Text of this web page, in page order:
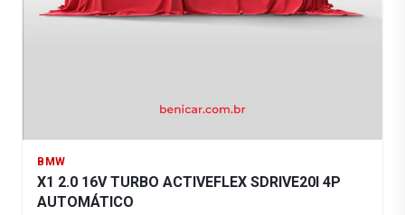
BMW
X1 2.0 16V TURBO ACTIVEFLEX SDRIVE20I 4P
AUTOMÁTICO